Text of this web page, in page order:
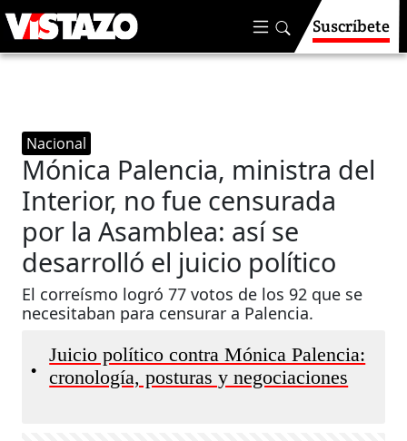
Suscríbete
Nacional
Mónica Palencia, ministra del
Interior, no fue censurada
por la Asamblea: así se
desarrolló el juicio político
El correísmo logró 77 votos de los 92 que se
necesitaban para censurar a Palencia.
•
Juicio político contra Mónica Palencia:
cronología, posturas y negociaciones